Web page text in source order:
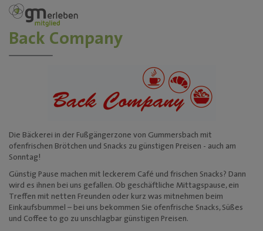
Tourismus
KINO-Programm
BUSINESS & PARTNER
Unternehmen
Dabei sein
Mitgliedschaften
Mediadaten
Back Company
Die Bäckerei in der Fußgängerzone von Gummersbach mit
ofenfrischen Brötchen und Snacks zu günstigen Preisen - auch am
Sonntag!
Günstig Pause machen mit leckerem Café und frischen Snacks? Dann
wird es ihnen bei uns gefallen. Ob geschäftliche Mittagspause, ein
Treffen mit netten Freunden oder kurz was mitnehmen beim
Einkaufsbummel – bei uns bekommen Sie ofenfrische Snacks, Süßes
und Coffee to go zu unschlagbar günstigen Preisen.